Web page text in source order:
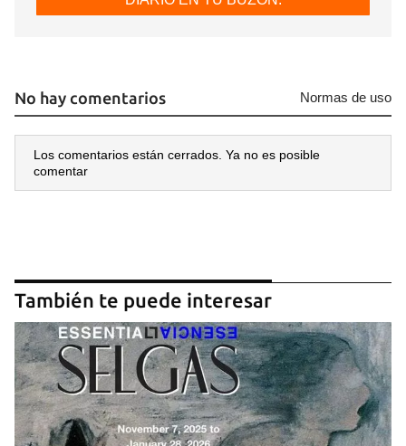
No hay comentarios Normas de uso
Los comentarios están cerrados. Ya no es posible
comentar
También te puede interesar